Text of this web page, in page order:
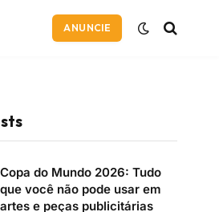
ANUNCIE
Copa do Mundo 2026: Tudo
que você não pode usar em
artes e peças publicitárias